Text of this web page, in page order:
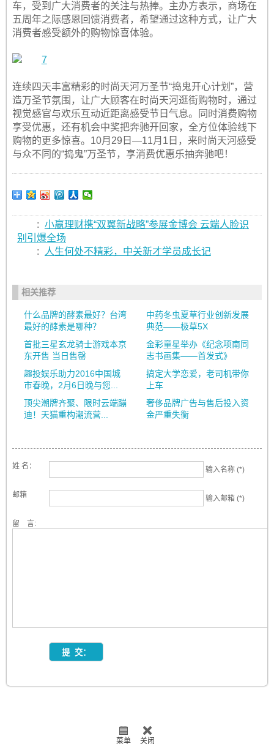
车，受到广大消费者的关注与热捧。主办方表示，商场在
五周年之际感恩回馈消费者，希望通过这种方式，让广大
消费者感受额外的购物惊喜体验。
连续四天丰富精彩的时尚天河万圣节“捣鬼开心计划”，营
造万圣节氛围，让广大顾客在时尚天河逛街购物时，通过
视觉感官与欢乐互动近距离感受节日气息。同时消费购物
享受优惠，还有机会中奖把奔驰开回家，全方位体验线下
购物的更多惊喜。10月29日—11月1日，来时尚天河感受
与众不同的“捣鬼”万圣节，享消费优惠乐抽奔驰吧！
: 小赢理财携“双翼新战略”参展金博会 云端人脸识
别引爆全场
:
人生何处不精彩，中关新才学员成长记
相关推荐
什么品牌的酵素最好？台湾
最好的酵素是哪种？
中药冬虫夏草行业创新发展
典范——极草5X
首批三星玄龙骑士游戏本京
东开售 当日售罄
金彩童星举办《纪念项南同
志书画集——首发式》
趣投娱乐助力2016中国城
市春晚，2月6日晚与您...
搞定大学恋爱，老司机带你
上车
顶尖潮牌齐聚、限时云端蹦
迪！天猫重构潮流营...
奢侈品牌广告与售后投入资
金严重失衡
姓 名： 输入名称 (*)
邮箱 输入邮箱 (*)
留 言:
菜单 关闭